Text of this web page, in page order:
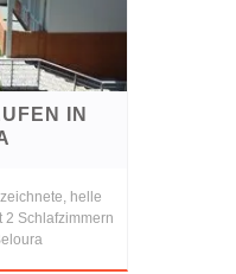
IN
helle
2 Schlafzimmern